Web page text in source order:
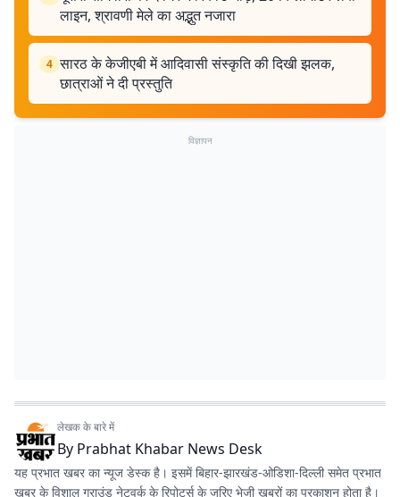
लाइन, श्रावणी मेले का अद्भुत नजारा
4 सारठ के केजीएबी में आदिवासी संस्कृति की दिखी झलक,
छात्राओं ने दी प्रस्तुति
विज्ञापन
लेखक के बारे में
By Prabhat Khabar News Desk
यह प्रभात खबर का न्यूज डेस्क है। इसमें बिहार-झारखंड-ओडिशा-दिल्‍ली समेत प्रभात
खबर के विशाल ग्राउंड नेटवर्क के रिपोर्ट्स के जरिए भेजी खबरों का प्रकाशन होता है।